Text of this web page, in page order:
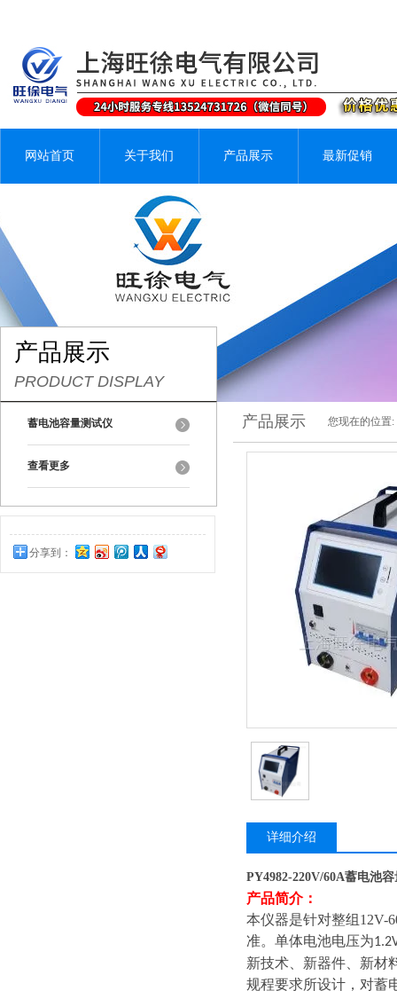
网站首页 关于我们 产品展示 最新促销
产品展示
PRODUCT DISPLAY
蓄电池容量测试仪
查看更多
分享到：
产品展示 您现在的位置:
详细介绍
PY4982-220V/60A蓄电池
产品简介：
本仪器是针对整组 12V-
准。单体电池电压为
新技术、新器件、新材
规程要求所设计，对蓄